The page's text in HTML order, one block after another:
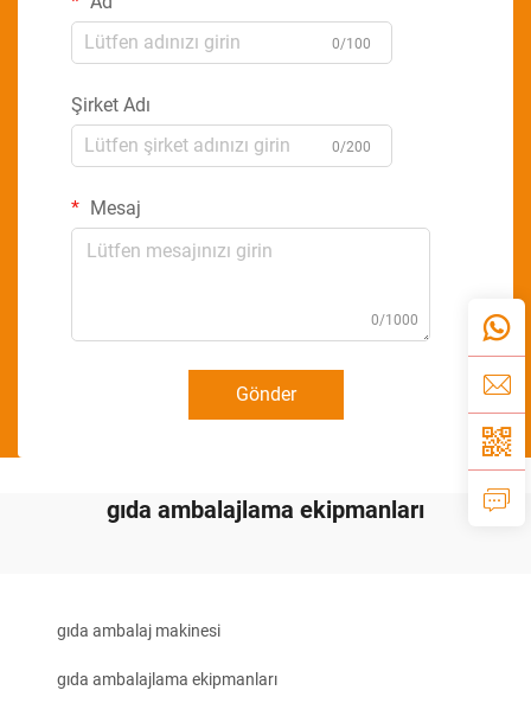
0/100
Şirket Adı
0/200
Mesaj
0/1000
Gönder
gıda ambalajlama ekipmanları
gıda ambalaj makinesi
gıda ambalajlama ekipmanları